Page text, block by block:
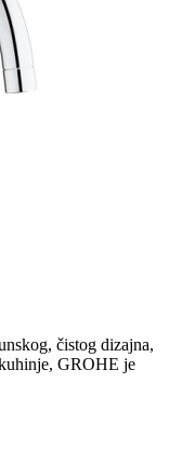
čistog dizajna,
GROHE je